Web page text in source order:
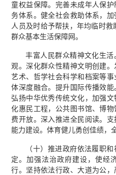
童权益保障。完善未成年人保
务体系。健全社会救助体系，
人员及时给予帮扶，年均临时
群众基本生活保障网。
丰富人民群众精神文化生
观。深化群众性精神文明创建
艺术、哲学社会科学和档案等
体深度融合。提升国际传播效能
弘扬中华优秀传统文化，加强
化惠民工程，公共图书馆、博
费开放。深入推进全民阅读。
能力建设。体育健儿勇创佳绩，
（十）推进政府依法履职
定。加强法治政府建设，使经
行。坚持依法行政、大道为公